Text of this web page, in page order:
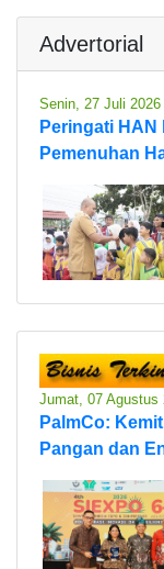
Advertorial
Senin, 27 Juli 2026
Peringati HAN
Pemenuhan
Jumat, 07 Agustus
PalmCo:
Pangan dan